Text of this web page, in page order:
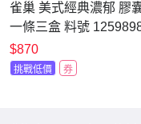
雀巢 美式經典濃郁 膠
一條三盒 料號
$870
挑戰低價 券